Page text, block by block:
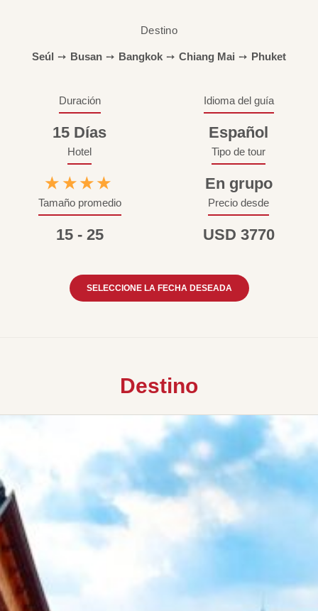
Destino
Seúl ➙ Busan ➙ Bangkok ➙ Chiang Mai ➙ Phuket
Duración
15 Días
Idioma del guía
Español
Hotel
★★★★
Tipo de tour
En grupo
Tamaño promedio
15 - 25
Precio desde
USD 3770
SELECCIONE LA FECHA DESEADA
Destino